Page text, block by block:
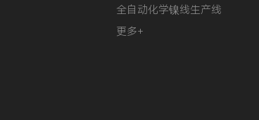
全自动化学镍线生产线
更多+